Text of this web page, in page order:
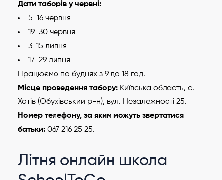
Дати таборів у червні:
5-16 червня
19-30 червня
3-15 липня
17-29 липня
Працюємо по буднях з 9 до 18 год.
Місце проведення табору: Київська область, с.
Хотів (Обухівський р-н), вул. Незалежності 25.
Номер телефону, за яким можуть звертатися
батьки: 067 216 25 25.
Літня онлайн школа